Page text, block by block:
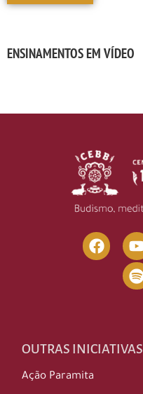
ENSINAMENTOS EM VÍDEO
OUTRAS INICIATIVAS
Ação Paramita